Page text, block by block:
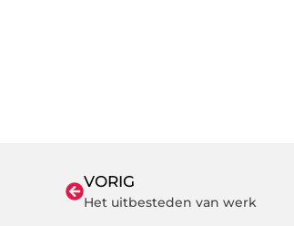
VORIG
Het uitbesteden van werk